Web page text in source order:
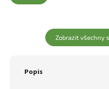
Zobrazit všechny
Popis